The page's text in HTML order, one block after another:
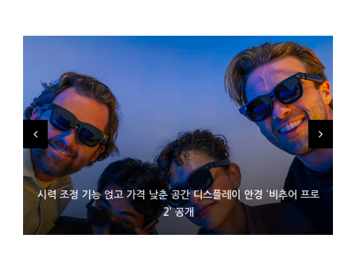
시력 조정 기능 얹고 가격 낮춘 공간 디스플레이 안경 ‘비추어 프로
2’ 공개
D램 부족에 10억달러어치 아이폰18 프로세서 패키징 대기 중
300~400달러 반지형 스피커 준비하는 오픈AI